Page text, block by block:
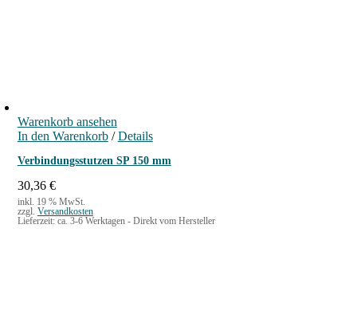
Warenkorb ansehen
In den Warenkorb / Details
Verbindungsstutzen SP 150 mm
30,36 €
inkl. 19 % MwSt.
zzgl. Versandkosten
Lieferzeit: ca. 3-6 Werktagen - Direkt vom Hersteller